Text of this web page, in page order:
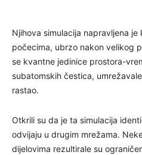
Njihova simulacija napravljena
počecima, ubrzo nakon velikog
se kvantne jedinice prostora-
subatomskih čestica,
rastao.
Otkrili su da je ta simulacija
odvijaju u drugim mrežama.
dijelovima rezultirale su